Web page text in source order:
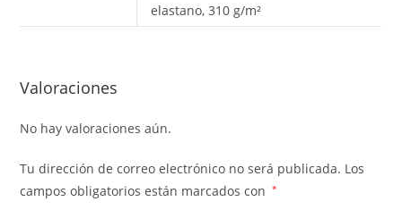
elastano, 310 g/m²
Valoraciones
No hay valoraciones aún.
Tu dirección de correo electrónico no será publicada. Los
campos obligatorios están marcados con
*